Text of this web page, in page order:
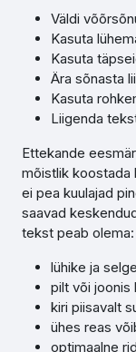
Väldi
Kasuta
Kasuta
Ära sõnasta
Kasuta
Liigenda
Ettekande
mõistlik koostada
ei pea kuulajad
saavad
tekst peab olema:
lühike ja selge
pilt või joonis
kiri piisavalt
ühes reas
optimaalne